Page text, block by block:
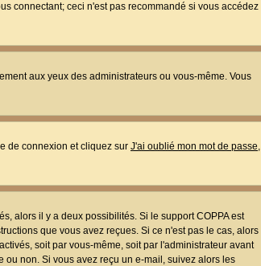
connectant; ceci n'est pas recommandé si vous accédez
aux yeux des administrateurs ou vous-même. Vous
de connexion et cliquez sur J'ai oublié mon mot de passe,
alors il y a deux possibilités. Si le support COPPA est
que vous avez reçues. Si ce n'est pas le cas, alors
soit par vous-même, soit par l'administrateur avant
non. Si vous avez reçu un e-mail, suivez alors les